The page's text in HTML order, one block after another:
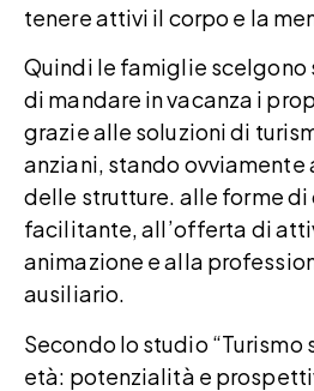
tenere attivi il corpo e la
Quindi le famiglie scelgono
di mandare in vacanza i
grazie alle soluzioni di
anziani, stando
delle strutture. alle forme
facilitante, all’offerta di
animazione e alla
ausiliario.
Secondo lo studio
età: potenzialità e